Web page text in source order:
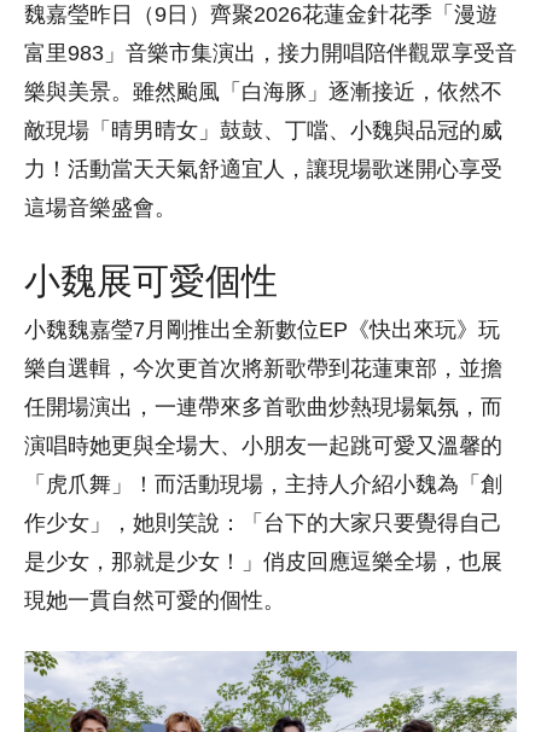
魏嘉瑩昨日（9日）齊聚2026花蓮金針花季「漫遊
富里983」音樂市集演出，接力開唱陪伴觀眾享受音
樂與美景。雖然颱風「白海豚」逐漸接近，依然不
敵現場「晴男晴女」鼓鼓、丁噹、小魏與品冠的威
力！活動當天天氣舒適宜人，讓現場歌迷開心享受
這場音樂盛會。
小魏展可愛個性
小魏魏嘉瑩7月剛推出全新數位EP《快出來玩》玩
樂自選輯，今次更首次將新歌帶到花蓮東部，並擔
任開場演出，一連帶來多首歌曲炒熱現場氣氛，而
演唱時她更與全場大、小朋友一起跳可愛又溫馨的
「虎爪舞」！而活動現場，主持人介紹小魏為「創
作少女」，她則笑說：「台下的大家只要覺得自己
是少女，那就是少女！」俏皮回應逗樂全場，也展
現她一貫自然可愛的個性。